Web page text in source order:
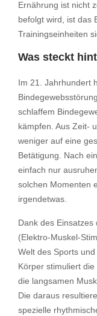
Ernährung ist nicht
befolgt wird, ist das
Trainingseinheiten
Was steckt
Im 21. Jahrhundert
schlaffem
kämpfen. Aus Zeit-
weniger auf eine
Betätigung. Nach
einfach nur
solchen Momenten
irgendetwas.
Dank des
(Elektro-Muskel-
Welt des Sports
Körper stimuliert die
die langsamen
Die daraus
spezielle